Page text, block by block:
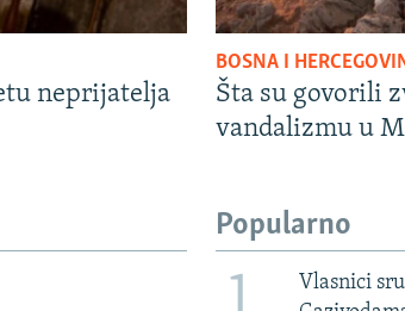
neprijatelja
BOSNA I
Šta su govorili
vandalizmu u
Popularno
Vlasnici